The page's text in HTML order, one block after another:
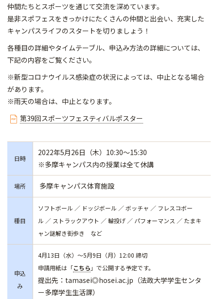
仲間たちとスポーツを通じて交流を深めています。
是非スポフェスをきっかけにたくさんの仲間と出会い、充実した
キャンパスライフのスタートを切りましょう！
各種目の詳細やタイムテーブル、申込み方法の詳細については、
下記の内容をご覧ください。
※新型コロナウイルス感染症の状況によっては、中止となる場合
があります。
※雨天の場合は、中止となります。
第39回スポーツフェスティバルポスター
日時
2022年5月26日（木）10:30～15:30
※多摩キャンパス内の授業は全て休講
場所 多摩キャンパス体育施設
種目
ソフトボール ／ ドッジボール ／ ボッチャ ／ フレスコボー
ル ／ ストラックアウト ／ 輪投げ ／ パフォーマンス ／ たまキ
ャン謎解き街歩き など
申込
み
4月13日（水）～5月9日（月）12:00 締切
申請用紙は「こちら 」で公開する予定です。
提出先：tamasei◎hosei.ac.jp（法政大学学生センタ
ー多摩学生生活課）